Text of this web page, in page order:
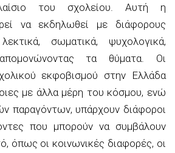
του σχολείου. Αυτή η
να εκδηλωθεί με διάφορους
σωματικά, ψυχολογικά,
τα θύματα. Οι
εκφοβισμού στην Ελλάδα
με άλλα μέρη του κόσμου, ενώ
παραγόντων, υπάρχουν διάφοροι
που μπορούν να συμβάλουν
όπως οι κοινωνικές διαφορές, οι